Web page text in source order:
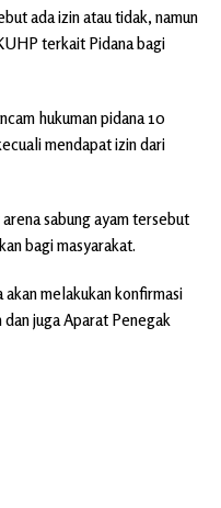
ada izin atau tidak, namun
terkait Pidana bagi
hukuman pidana 10
mendapat izin dari
sabung ayam tersebut
bagi masyarakat.
melakukan konfirmasi
juga Aparat Penegak